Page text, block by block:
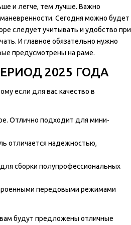
и легче, тем лучше. Важно
Сегодня можно будет
следует учитывать и удобство при
И главное обязательно нужно
предусмотрены на раме.
2025 ГОДА
если для вас качество в
Отлично подходит для мини-
отличается надежностью,
сборки полупрофессиональных
передовыми режимами
будут предложены отличные